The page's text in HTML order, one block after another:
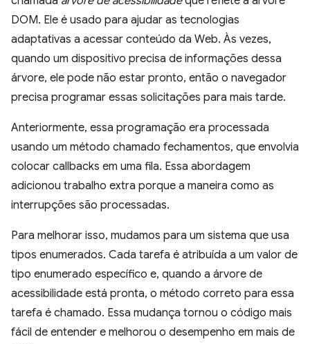
DOM. Ele é usado para ajudar as tecnologias
adaptativas a acessar conteúdo da Web. Às vezes,
quando um dispositivo precisa de informações dessa
árvore, ele pode não estar pronto, então o navegador
precisa programar essas solicitações para mais tarde.
Anteriormente, essa programação era processada
usando um método chamado fechamentos, que envolvia
colocar callbacks em uma fila. Essa abordagem
adicionou trabalho extra porque a maneira como as
interrupções são processadas.
Para melhorar isso, mudamos para um sistema que usa
tipos enumerados. Cada tarefa é atribuída a um valor de
tipo enumerado específico e, quando a árvore de
acessibilidade está pronta, o método correto para essa
tarefa é chamado. Essa mudança tornou o código mais
fácil de entender e melhorou o desempenho em mais de